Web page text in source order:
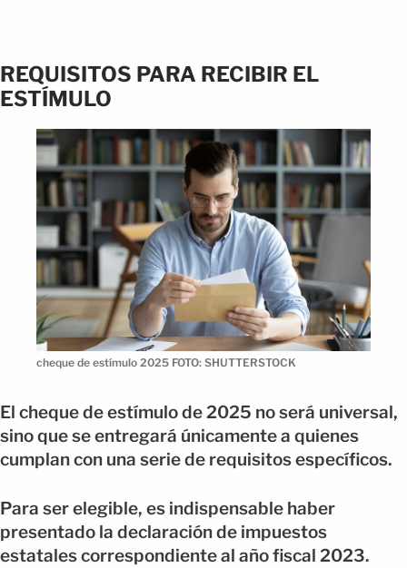
REQUISITOS PARA RECIBIR EL
ESTÍMULO
cheque de estímulo 2025 FOTO: SHUTTERSTOCK
El cheque de estímulo de 2025 no será universal,
sino que se entregará únicamente a quienes
cumplan con una serie de requisitos específicos.
Para ser elegible, es indispensable haber
presentado la declaración de impuestos
estatales correspondiente al año fiscal 2023.